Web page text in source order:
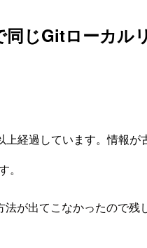
同じGitローカ
経過しています。情報が
が出てこなかったので残